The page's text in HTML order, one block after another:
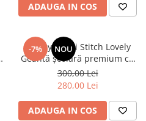
ADAUGA IN COS
-7% NOU
Disney Lilo și Stitch Lovely
Geantă școlară premium cu
roți, 44 cm
300,00 Lei
280,00 Lei
ADAUGA IN COS